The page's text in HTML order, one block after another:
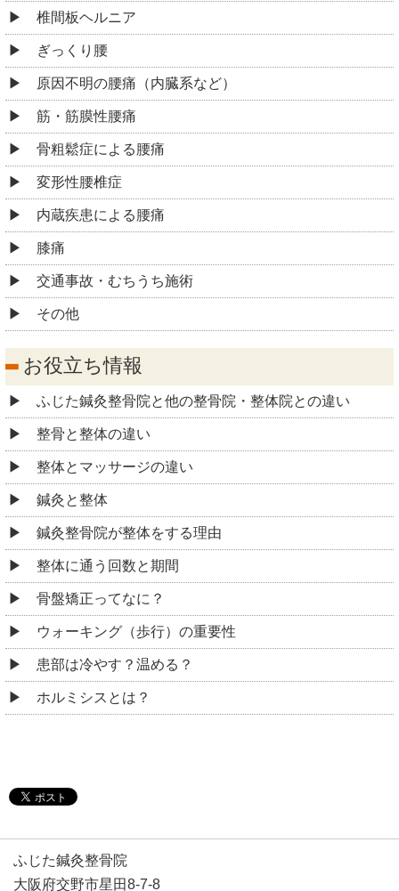
椎間板ヘルニア
ぎっくり腰
原因不明の腰痛（内臓系など）
筋・筋膜性腰痛
骨粗鬆症による腰痛
変形性腰椎症
内蔵疾患による腰痛
膝痛
交通事故・むちうち施術
その他
お役立ち情報
ふじた鍼灸整骨院と他の整骨院・整体院との違い
整骨と整体の違い
整体とマッサージの違い
鍼灸と整体
鍼灸整骨院が整体をする理由
整体に通う回数と期間
骨盤矯正ってなに？
ウォーキング（歩行）の重要性
患部は冷やす？温める？
ホルミシスとは？
ふじた鍼灸整骨院
大阪府交野市星田8-7-8